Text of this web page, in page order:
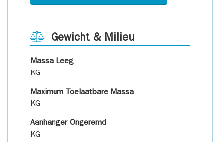
Gewicht & Milieu
Massa Leeg
KG
Maximum Toelaatbare Massa
KG
Aanhanger Ongeremd
KG